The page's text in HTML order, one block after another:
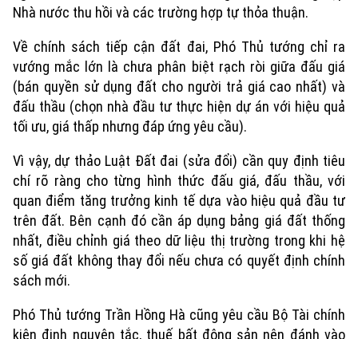
Xu hướng
Nhà nước thu hồi và các trường hợp tự thỏa thuận.
Về chính sách tiếp cận đất đai, Phó Thủ tướng chỉ ra
vướng mắc lớn là chưa phân biệt rạch ròi giữa đấu giá
(bán quyền sử dụng đất cho người trả giá cao nhất) và
đấu thầu (chọn nhà đầu tư thực hiện dự án với hiệu quả
tối ưu, giá thấp nhưng đáp ứng yêu cầu).
Vì vậy, dự thảo Luật Đất đai (sửa đổi) cần quy định tiêu
chí rõ ràng cho từng hình thức đấu giá, đấu thầu, với
quan điểm tăng trưởng kinh tế dựa vào hiệu quả đầu tư
trên đất. Bên cạnh đó cần áp dụng bảng giá đất thống
nhất, điều chỉnh giá theo dữ liệu thị trường trong khi hệ
số giá đất không thay đổi nếu chưa có quyết định chính
sách mới.
Phó Thủ tướng Trần Hồng Hà cũng yêu cầu Bộ Tài chính
kiên định nguyên tắc, thuế bất động sản nên đánh vào